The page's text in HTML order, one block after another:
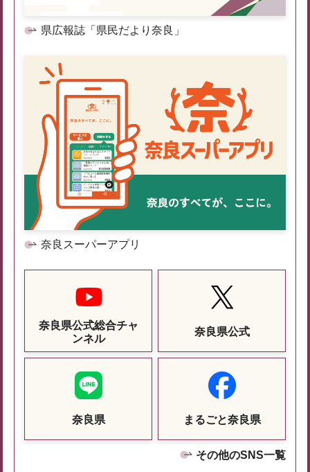
県広報誌「県民だより奈良」
奈良スーパーアプリ
奈良県公式総合チャ
ンネル
奈良県公式
奈良県 まるごと奈良県
その他のSNS一覧